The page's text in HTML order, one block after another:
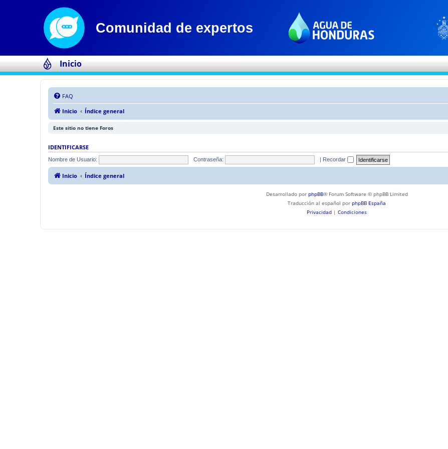
Inicio
FAQ
Inicio
Índice general
Este sitio no tiene Foros
IDENTIFICARSE
Nombre de Usuario: Contraseña: | Recordar
Inicio Índice general
Desarrollado por phpBB® Forum Software © phpBB Limited
Traducción al español por phpBB España
Privacidad | Condiciones